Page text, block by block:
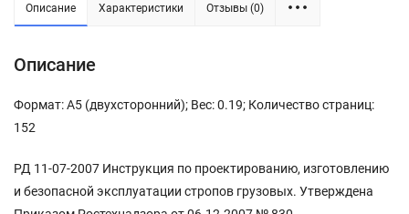
Описание Характеристики Отзывы (0)
Описание
Формат: А5 (двухсторонний); Вес: 0.19; Количество страниц:
152
РД 11-07-2007 Инструкция по проектированию, изготовлению
и безопасной эксплуатации стропов грузовых. Утверждена